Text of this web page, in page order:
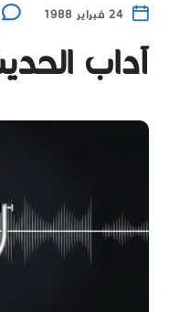
24 فبراير 1988
آداب